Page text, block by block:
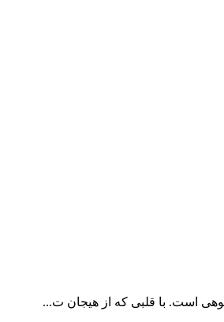
است. با قلبی که از هیجان ت...